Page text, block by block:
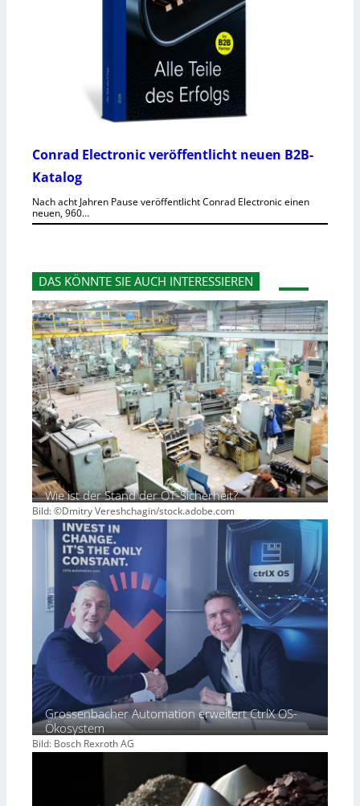
Conrad Electronic veröffentlicht neuen B2B-
Katalog
Nach acht Jahren Pause veröffentlicht Conrad Electronic einen
neuen, 960…
DAS KÖNNTE SIE AUCH INTERESSIEREN
Wie ist der Stand der OT-Sicherheit?
Bild: ©Dmitry Vereshchagin/stock.adobe.com
Grossenbacher Automation erweitert CtrlX OS-
Ökosystem
Bild: Bosch Rexroth AG